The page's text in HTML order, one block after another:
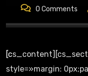
0 Comments
[cs_content][cs_section parallax=»false»
style=»margin: